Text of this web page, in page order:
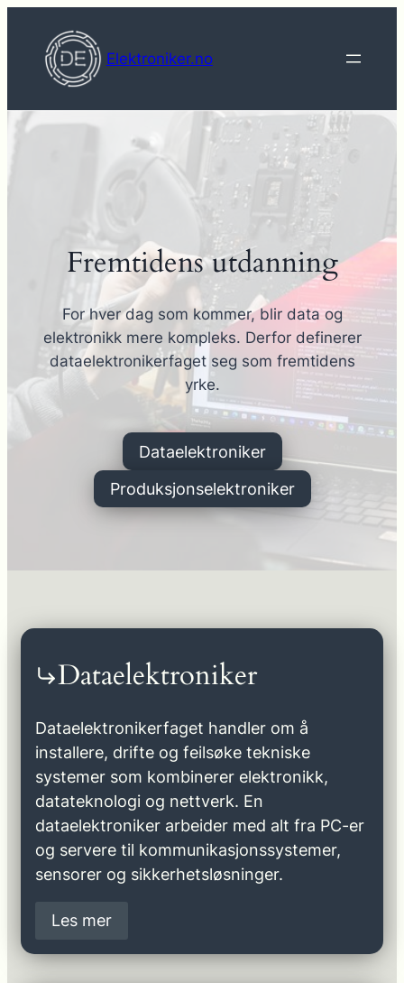
innhold
Elektroniker.no
Fremtidens utdanning
For hver dag som kommer, blir data og
elektronikk mere kompleks. Derfor definerer
dataelektronikerfaget seg som fremtidens
yrke.
Dataelektroniker
Produksjonselektroniker
Dataelektroniker
Dataelektronikerfaget handler om å
installere, drifte og feilsøke tekniske
systemer som kombinerer elektronikk,
datateknologi og nettverk. En
dataelektroniker arbeider med alt fra PC-er
og servere til kommunikasjonssystemer,
sensorer og sikkerhetsløsninger.
Les mer